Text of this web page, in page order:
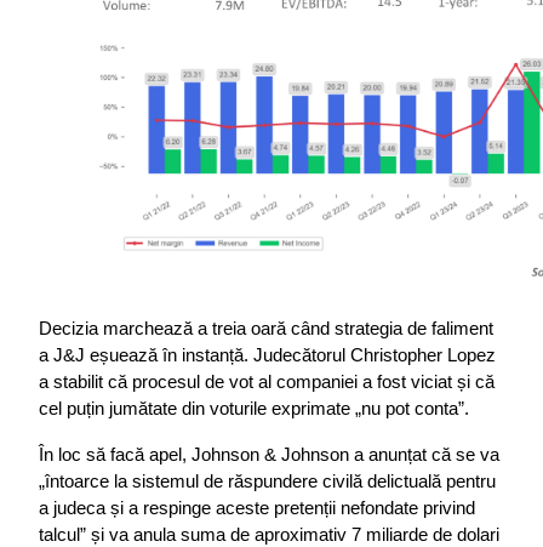
Decizia marchează a treia oară când strategia de faliment
a J&J eșuează în instanță. Judecătorul Christopher Lopez
a stabilit că procesul de vot al companiei a fost viciat și că
cel puțin jumătate din voturile exprimate „nu pot conta”.
În loc să facă apel, Johnson & Johnson a anunțat că se va
„întoarce la sistemul de răspundere civilă delictuală pentru
a judeca și a respinge aceste pretenții nefondate privind
talcul” și va anula suma de aproximativ 7 miliarde de dolari